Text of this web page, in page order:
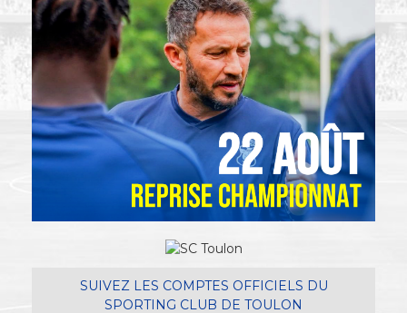
SUIVEZ LES COMPTES OFFICIELS DU
SPORTING CLUB DE TOULON